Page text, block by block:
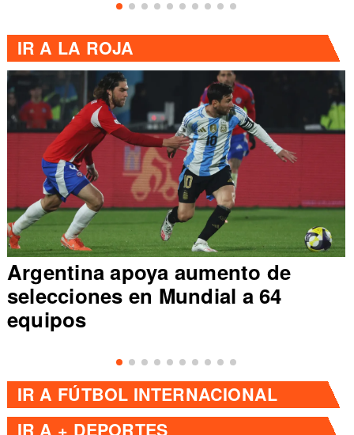
IR A LA ROJA
Claudio Bravo considera
con Pellegrini en selección
chilena
IR A FÚTBOL INTERNACIONAL
IR A + DEPORTES